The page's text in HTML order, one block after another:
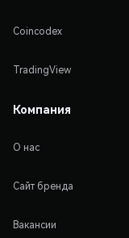
Coincodex
TradingView
Компания
О нас
Сайт бренда
Вакансии